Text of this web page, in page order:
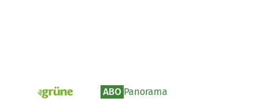
pv_die-grune-online ABO Panorama